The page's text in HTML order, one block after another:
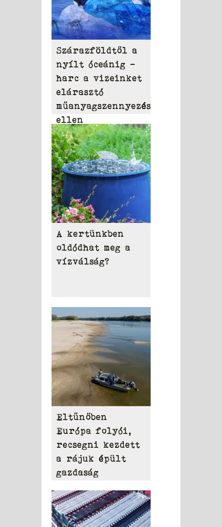
Szárazföldtől a
nyílt óceánig –
harc a vizeinket
elárasztó
műanyagszennyezés
ellen
A kertünkben
oldódhat meg a
vízválság?
Eltűnőben
Európa folyói,
recsegni kezdett
a rájuk épült
gazdaság